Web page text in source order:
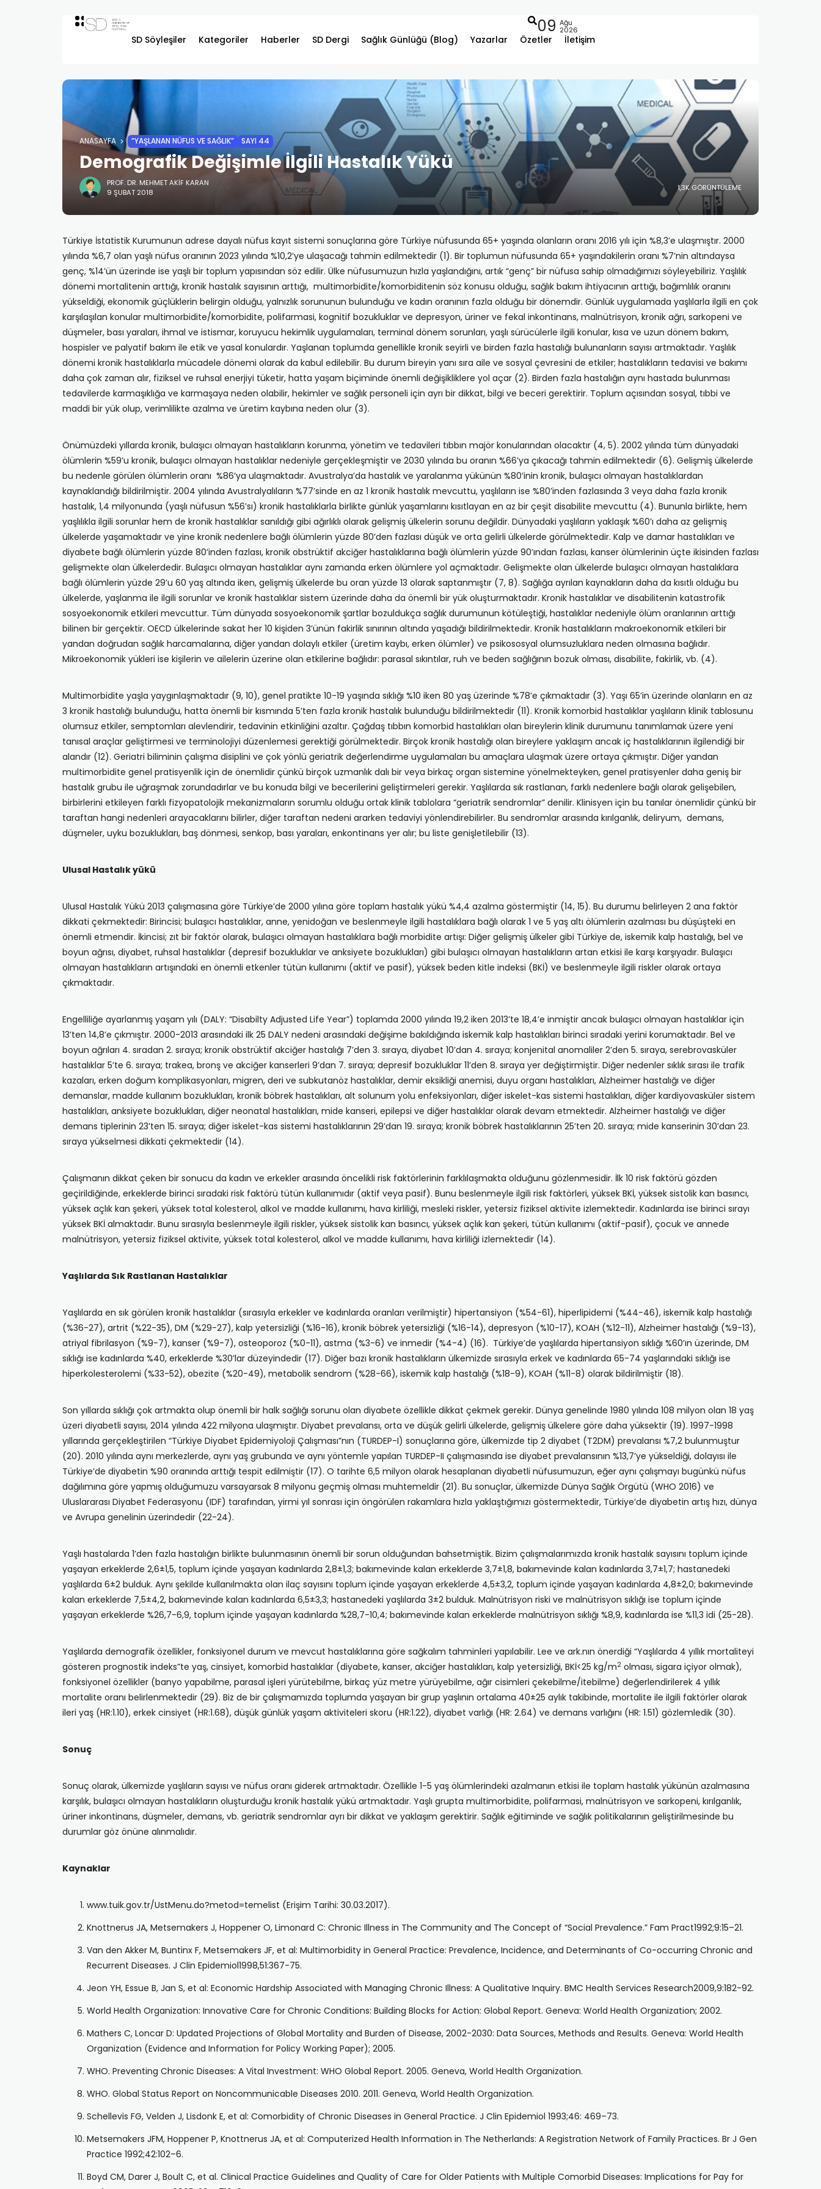
SD Söyleşiler Kategoriler Haberler SD Dergi Sağlık Günlüğü (Blog) Yazarlar Özetler İletişim
09 Ağu
2026
ANASAYFA ”YAŞLANAN NÜFUS VE SAĞLIK” SAYI 44
Demografik Değişimle İlgili Hastalık Yükü
PROF. DR. MEHMET AKIF KARAN
9 ŞUBAT 2018
1,3K GÖRÜNTÜLEME
Türkiye İstatistik Kurumunun adrese dayalı nüfus kayıt sistemi sonuçlarına göre Türkiye nüfusunda 65+ yaşında olanların oranı 2016 yılı için %8,3’e ulaşmıştır. 2000
yılında %6,7 olan yaşlı nüfus oranının 2023 yılında %10,2’ye ulaşacağı tahmin edilmektedir (1). Bir toplumun nüfusunda 65+ yaşındakilerin oranı %7’nin altındaysa
genç, %14’ün üzerinde ise yaşlı bir toplum yapısından söz edilir. Ülke nüfusumuzun hızla yaşlandığını, artık “genç” bir nüfusa sahip olmadığımızı söyleyebiliriz. Yaşlılık
dönemi mortalitenin arttığı, kronik hastalık sayısının arttığı, multimorbidite/komorbiditenin söz konusu olduğu, sağlık bakım ihtiyacının arttığı, bağımlılık oranını
yükseldiği, ekonomik güçlüklerin belirgin olduğu, yalnızlık sorununun bulunduğu ve kadın oranının fazla olduğu bir dönemdir. Günlük uygulamada yaşlılarla ilgili en çok
karşılaşılan konular multimorbidite/komorbidite, polifarmasi, kognitif bozukluklar ve depresyon, üriner ve fekal inkontinans, malnütrisyon, kronik ağrı, sarkopeni ve
düşmeler, bası yaraları, ihmal ve istismar, koruyucu hekimlik uygulamaları, terminal dönem sorunları, yaşlı sürücülerle ilgili konular, kısa ve uzun dönem bakım,
hospisler ve palyatif bakım ile etik ve yasal konulardır. Yaşlanan toplumda genellikle kronik seyirli ve birden fazla hastalığı bulunanların sayısı artmaktadır. Yaşlılık
dönemi kronik hastalıklarla mücadele dönemi olarak da kabul edilebilir. Bu durum bireyin yanı sıra aile ve sosyal çevresini de etkiler; hastalıkların tedavisi ve bakımı
daha çok zaman alır, fiziksel ve ruhsal enerjiyi tüketir, hatta yaşam biçiminde önemli değişikliklere yol açar (2). Birden fazla hastalığın aynı hastada bulunması
tedavilerde karmaşıklığa ve karmaşaya neden olabilir, hekimler ve sağlık personeli için ayrı bir dikkat, bilgi ve beceri gerektirir. Toplum açısından sosyal, tıbbi ve
maddi bir yük olup, verimlilikte azalma ve üretim kaybına neden olur (3).
Önümüzdeki yıllarda kronik, bulaşıcı olmayan hastalıkların korunma, yönetim ve tedavileri tıbbın majör konularından olacaktır (4, 5). 2002 yılında tüm dünyadaki
ölümlerin %59’u kronik, bulaşıcı olmayan hastalıklar nedeniyle gerçekleşmiştir ve 2030 yılında bu oranın %66’ya çıkacağı tahmin edilmektedir (6). Gelişmiş ülkelerde
bu nedenle görülen ölümlerin oranı %86’ya ulaşmaktadır. Avustralya’da hastalık ve yaralanma yükünün %80’inin kronik, bulaşıcı olmayan hastalıklardan
kaynaklandığı bildirilmiştir. 2004 yılında Avustralyalıların %77’sinde en az 1 kronik hastalık mevcuttu, yaşlıların ise %80’inden fazlasında 3 veya daha fazla kronik
hastalık, 1,4 milyonunda (yaşlı nüfusun %56’sı) kronik hastalıklarla birlikte günlük yaşamlarını kısıtlayan en az bir çeşit disabilite mevcuttu (4). Bununla birlikte, hem
yaşlılıkla ilgili sorunlar hem de kronik hastalıklar sanıldığı gibi ağırlıklı olarak gelişmiş ülkelerin sorunu değildir. Dünyadaki yaşlıların yaklaşık %60’ı daha az gelişmiş
ülkelerde yaşamaktadır ve yine kronik nedenlere bağlı ölümlerin yüzde 80’den fazlası düşük ve orta gelirli ülkelerde görülmektedir. Kalp ve damar hastalıkları ve
diyabete bağlı ölümlerin yüzde 80’inden fazlası, kronik obstrüktif akciğer hastalıklarına bağlı ölümlerin yüzde 90’ından fazlası, kanser ölümlerinin üçte ikisinden fazlası
gelişmekte olan ülkelerdedir. Bulaşıcı olmayan hastalıklar aynı zamanda erken ölümlere yol açmaktadır. Gelişmekte olan ülkelerde bulaşıcı olmayan hastalıklara
bağlı ölümlerin yüzde 29’u 60 yaş altında iken, gelişmiş ülkelerde bu oran yüzde 13 olarak saptanmıştır (7, 8). Sağlığa ayrılan kaynakların daha da kısıtlı olduğu bu
ülkelerde, yaşlanma ile ilgili sorunlar ve kronik hastalıklar sistem üzerinde daha da önemli bir yük oluşturmaktadır. Kronik hastalıklar ve disabilitenin katastrofik
sosyoekonomik etkileri mevcuttur. Tüm dünyada sosyoekonomik şartlar bozuldukça sağlık durumunun kötüleştiği, hastalıklar nedeniyle ölüm oranlarının arttığı
bilinen bir gerçektir. OECD ülkelerinde sakat her 10 kişiden 3’ünün fakirlik sınırının altında yaşadığı bildirilmektedir. Kronik hastalıkların makroekonomik etkileri bir
yandan doğrudan sağlık harcamalarına, diğer yandan dolaylı etkiler (üretim kaybı, erken ölümler) ve psikososyal olumsuzluklara neden olmasına bağlıdır.
Mikroekonomik yükleri ise kişilerin ve ailelerin üzerine olan etkilerine bağlıdır: parasal sıkıntılar, ruh ve beden sağlığının bozuk olması, disabilite, fakirlik, vb. (4).
Multimorbidite yaşla yaygınlaşmaktadır (9, 10), genel pratikte 10-19 yaşında sıklığı %10 iken 80 yaş üzerinde %78’e çıkmaktadır (3). Yaşı 65’in üzerinde olanların en az
3 kronik hastalığı bulunduğu, hatta önemli bir kısmında 5’ten fazla kronik hastalık bulunduğu bildirilmektedir (11). Kronik komorbid hastalıklar yaşlıların klinik tablosunu
olumsuz etkiler, semptomları alevlendirir, tedavinin etkinliğini azaltır. Çağdaş tıbbın komorbid hastalıkları olan bireylerin klinik durumunu tanımlamak üzere yeni
tanısal araçlar geliştirmesi ve terminolojiyi düzenlemesi gerektiği görülmektedir. Birçok kronik hastalığı olan bireylere yaklaşım ancak iç hastalıklarının ilgilendiği bir
alandır (12). Geriatri biliminin çalışma disiplini ve çok yönlü geriatrik değerlendirme uygulamaları bu amaçlara ulaşmak üzere ortaya çıkmıştır. Diğer yandan
multimorbidite genel pratisyenlik için de önemlidir çünkü birçok uzmanlık dalı bir veya birkaç organ sistemine yönelmekteyken, genel pratisyenler daha geniş bir
hastalık grubu ile uğraşmak zorundadırlar ve bu konuda bilgi ve becerilerini geliştirmeleri gerekir. Yaşlılarda sık rastlanan, farklı nedenlere bağlı olarak gelişebilen,
birbirlerini etkileyen farklı fizyopatolojik mekanizmaların sorumlu olduğu ortak klinik tablolara “geriatrik sendromlar” denilir. Klinisyen için bu tanılar önemlidir çünkü bir
taraftan hangi nedenleri arayacaklarını bilirler, diğer taraftan nedeni ararken tedaviyi yönlendirebilirler. Bu sendromlar arasında kırılganlık, deliryum, demans,
düşmeler, uyku bozuklukları, baş dönmesi, senkop, bası yaraları, enkontinans yer alır; bu liste genişletilebilir (13).
Ulusal Hastalık yükü
Ulusal Hastalık Yükü 2013 çalışmasına göre Türkiye’de 2000 yılına göre toplam hastalık yükü %4,4 azalma göstermiştir (14, 15). Bu durumu belirleyen 2 ana faktör
dikkati çekmektedir: Birincisi; bulaşıcı hastalıklar, anne, yenidoğan ve beslenmeyle ilgili hastalıklara bağlı olarak 1 ve 5 yaş altı ölümlerin azalması bu düşüşteki en
önemli etmendir. İkincisi; zıt bir faktör olarak, bulaşıcı olmayan hastalıklara bağlı morbidite artışı: Diğer gelişmiş ülkeler gibi Türkiye de, iskemik kalp hastalığı, bel ve
boyun ağrısı, diyabet, ruhsal hastalıklar (depresif bozukluklar ve anksiyete bozuklukları) gibi bulaşıcı olmayan hastalıkların artan etkisi ile karşı karşıyadır. Bulaşıcı
olmayan hastalıkların artışındaki en önemli etkenler tütün kullanımı (aktif ve pasif), yüksek beden kitle indeksi (BKİ) ve beslenmeyle ilgili riskler olarak ortaya
çıkmaktadır.
Engelliliğe ayarlanmış yaşam yılı (DALY: “Disabilty Adjusted Life Year”) toplamda 2000 yılında 19,2 iken 2013’te 18,4’e inmiştir ancak bulaşıcı olmayan hastalıklar için
13’ten 14,8’e çıkmıştır. 2000-2013 arasındaki ilk 25 DALY nedeni arasındaki değişime bakıldığında iskemik kalp hastalıkları birinci sıradaki yerini korumaktadır. Bel ve
boyun ağrıları 4. sıradan 2. sıraya; kronik obstrüktif akciğer hastalığı 7’den 3. sıraya, diyabet 10’dan 4. sıraya; konjenital anomaliler 2’den 5. sıraya, serebrovasküler
hastalıklar 5’te 6. sıraya; trakea, bronş ve akciğer kanserleri 9’dan 7. sıraya; depresif bozukluklar 11’den 8. sıraya yer değiştirmiştir. Diğer nedenler sıklık sırası ile trafik
kazaları, erken doğum komplikasyonları, migren, deri ve subkutanöz hastalıklar, demir eksikliği anemisi, duyu organı hastalıkları, Alzheimer hastalığı ve diğer
demanslar, madde kullanım bozuklukları, kronik böbrek hastalıkları, alt solunum yolu enfeksiyonları, diğer iskelet-kas sistemi hastalıkları, diğer kardiyovasküler sistem
hastalıkları, anksiyete bozuklukları, diğer neonatal hastalıkları, mide kanseri, epilepsi ve diğer hastalıklar olarak devam etmektedir. Alzheimer hastalığı ve diğer
demans tiplerinin 23’ten 15. sıraya; diğer iskelet-kas sistemi hastalıklarının 29’dan 19. sıraya; kronik böbrek hastalıklarının 25’ten 20. sıraya; mide kanserinin 30’dan 23.
sıraya yükselmesi dikkati çekmektedir (14).
Çalışmanın dikkat çeken bir sonucu da kadın ve erkekler arasında öncelikli risk faktörlerinin farklılaşmakta olduğunu gözlenmesidir. İlk 10 risk faktörü gözden
geçirildiğinde, erkeklerde birinci sıradaki risk faktörü tütün kullanımıdır (aktif veya pasif). Bunu beslenmeyle ilgili risk faktörleri, yüksek BKİ, yüksek sistolik kan basıncı,
yüksek açlık kan şekeri, yüksek total kolesterol, alkol ve madde kullanımı, hava kirliliği, mesleki riskler, yetersiz fiziksel aktivite izlemektedir. Kadınlarda ise birinci sırayı
yüksek BKİ almaktadır. Bunu sırasıyla beslenmeyle ilgili riskler, yüksek sistolik kan basıncı, yüksek açlık kan şekeri, tütün kullanımı (aktif-pasif), çocuk ve annede
malnütrisyon, yetersiz fiziksel aktivite, yüksek total kolesterol, alkol ve madde kullanımı, hava kirliliği izlemektedir (14).
Yaşlılarda Sık Rastlanan Hastalıklar
Yaşlılarda en sık görülen kronik hastalıklar (sırasıyla erkekler ve kadınlarda oranları verilmiştir) hipertansiyon (%54-61), hiperlipidemi (%44-46), iskemik kalp hastalığı
(%36-27), artrit (%22-35), DM (%29-27), kalp yetersizliği (%16-16), kronik böbrek yetersizliği (%16-14), depresyon (%10-17), KOAH (%12-11), Alzheimer hastalığı (%9-13),
atriyal fibrilasyon (%9-7), kanser (%9-7), osteoporoz (%0-11), astma (%3-6) ve inmedir (%4-4) (16). Türkiye’de yaşlılarda hipertansiyon sıklığı %60’ın üzerinde, DM
sıklığı ise kadınlarda %40, erkeklerde %30’lar düzeyindedir (17). Diğer bazı kronik hastalıkların ülkemizde sırasıyla erkek ve kadınlarda 65-74 yaşlarındaki sıklığı ise
hiperkolesterolemi (%33-52), obezite (%20-49), metabolik sendrom (%28-66), iskemik kalp hastalığı (%18-9), KOAH (%11-8) olarak bildirilmiştir (18).
Son yıllarda sıklığı çok artmakta olup önemli bir halk sağlığı sorunu olan diyabete özellikle dikkat çekmek gerekir. Dünya genelinde 1980 yılında 108 milyon olan 18 yaş
üzeri diyabetli sayısı, 2014 yılında 422 milyona ulaşmıştır. Diyabet prevalansı, orta ve düşük gelirli ülkelerde, gelişmiş ülkelere göre daha yüksektir (19). 1997-1998
yıllarında gerçekleştirilen “Türkiye Diyabet Epidemiyoloji Çalışması”nın (TURDEP-I) sonuçlarına göre, ülkemizde tip 2 diyabet (T2DM) prevalansı %7,2 bulunmuştur
(20). 2010 yılında aynı merkezlerde, aynı yaş grubunda ve aynı yöntemle yapılan TURDEP-II çalışmasında ise diyabet prevalansının %13,7’ye yükseldiği, dolayısı ile
Türkiye’de diyabetin %90 oranında arttığı tespit edilmiştir (17). O tarihte 6,5 milyon olarak hesaplanan diyabetli nüfusumuzun, eğer aynı çalışmayı bugünkü nüfus
dağılımına göre yapmış olduğumuzu varsayarsak 8 milyonu geçmiş olması muhtemeldir (21). Bu sonuçlar, ülkemizde Dünya Sağlık Örgütü (WHO 2016) ve
Uluslararası Diyabet Federasyonu (IDF) tarafından, yirmi yıl sonrası için öngörülen rakamlara hızla yaklaştığımızı göstermektedir, Türkiye’de diyabetin artış hızı, dünya
ve Avrupa genelinin üzerindedir (22-24).
Yaşlı hastalarda 1’den fazla hastalığın birlikte bulunmasının önemli bir sorun olduğundan bahsetmiştik. Bizim çalışmalarımızda kronik hastalık sayısını toplum içinde
yaşayan erkeklerde 2,6±1,5, toplum içinde yaşayan kadınlarda 2,8±1,3; bakımevinde kalan erkeklerde 3,7±1,8, bakımevinde kalan kadınlarda 3,7±1,7; hastanedeki
yaşlılarda 6±2 bulduk. Aynı şekilde kullanılmakta olan ilaç sayısını toplum içinde yaşayan erkeklerde 4,5±3,2, toplum içinde yaşayan kadınlarda 4,8±2,0; bakımevinde
kalan erkeklerde 7,5±4,2, bakımevinde kalan kadınlarda 6,5±3,3; hastanedeki yaşlılarda 3±2 bulduk. Malnütrisyon riski ve malnütrisyon sıklığı ise toplum içinde
yaşayan erkeklerde %26,7-6,9, toplum içinde yaşayan kadınlarda %28,7-10,4; bakımevinde kalan erkeklerde malnütrisyon sıklığı %8,9, kadınlarda ise %11,3 idi (25-28).
Yaşlılarda demografik özellikler, fonksiyonel durum ve mevcut hastalıklarına göre sağkalım tahminleri yapılabilir. Lee ve ark.nın önerdiği “Yaşlılarda 4 yıllık mortaliteyi
gösteren prognostik indeks”te yaş, cinsiyet, komorbid hastalıklar (diyabete, kanser, akciğer hastalıkları, kalp yetersizliği, BKİ<25 kg/m2 olması, sigara içiyor olmak),
fonksiyonel özellikler (banyo yapabilme, parasal işleri yürütebilme, birkaç yüz metre yürüyebilme, ağır cisimleri çekebilme/itebilme) değerlendirilerek 4 yıllık
mortalite oranı belirlenmektedir (29). Biz de bir çalışmamızda toplumda yaşayan bir grup yaşlının ortalama 40±25 aylık takibinde, mortalite ile ilgili faktörler olarak
ileri yaş (HR:1.10), erkek cinsiyet (HR:1.68), düşük günlük yaşam aktiviteleri skoru (HR:1.22), diyabet varlığı (HR: 2.64) ve demans varlığını (HR: 1.51) gözlemledik (30).
Sonuç
Sonuç olarak, ülkemizde yaşlıların sayısı ve nüfus oranı giderek artmaktadır. Özellikle 1-5 yaş ölümlerindeki azalmanın etkisi ile toplam hastalık yükünün azalmasına
karşılık, bulaşıcı olmayan hastalıkların oluşturduğu kronik hastalık yükü artmaktadır. Yaşlı grupta multimorbidite, polifarmasi, malnütrisyon ve sarkopeni, kırılganlık,
üriner inkontinans, düşmeler, demans, vb. geriatrik sendromlar ayrı bir dikkat ve yaklaşım gerektirir. Sağlık eğitiminde ve sağlık politikalarının geliştirilmesinde bu
durumlar göz önüne alınmalıdır.
Kaynaklar
www.tuik.gov.tr/UstMenu.do?metod=temelist (Erişim Tarihi: 30.03.2017).
Knottnerus JA, Metsemakers J, Hoppener O, Limonard C: Chronic Illness in The Community and The Concept of “Social Prevalence.” Fam Pract1992;9:15–21.
Van den Akker M, Buntinx F, Metsemakers JF, et al: Multimorbidity in General Practice: Prevalence, Incidence, and Determinants of Co-occurring Chronic and
Recurrent Diseases. J Clin Epidemiol1998,51:367-75.
Jeon YH, Essue B, Jan S, et al: Economic Hardship Associated with Managing Chronic Illness: A Qualitative Inquiry. BMC Health Services Research2009,9:182-92.
World Health Organization: Innovative Care for Chronic Conditions: Building Blocks for Action: Global Report. Geneva: World Health Organization; 2002.
Mathers C, Loncar D: Updated Projections of Global Mortality and Burden of Disease, 2002-2030: Data Sources, Methods and Results. Geneva: World Health
Organization (Evidence and Information for Policy Working Paper); 2005.
WHO. Preventing Chronic Diseases: A Vital Investment: WHO Global Report. 2005. Geneva, World Health Organization.
WHO. Global Status Report on Noncommunicable Diseases 2010. 2011. Geneva, World Health Organization.
Schellevis FG, Velden J, Lisdonk E, et al: Comorbidity of Chronic Diseases in General Practice. J Clin Epidemiol 1993;46: 469–73.
Metsemakers JFM, Hoppener P, Knottnerus JA, et al: Computerized Health Information in The Netherlands: A Registration Network of Family Practices. Br J Gen
Practice 1992;42:102–6.
Boyd CM, Darer J, Boult C, et al. Clinical Practice Guidelines and Quality of Care for Older Patients with Multiple Comorbid Diseases: Implications for Pay for